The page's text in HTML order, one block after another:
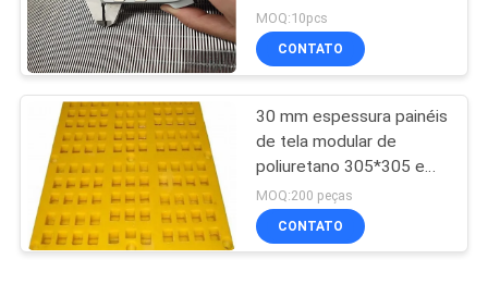
da curvatura
MOQ:10pcs
CONTATO
30 mm espessura painéis
de tela modular de
poliuretano 305*305 em
forma hexagonal
MOQ:200 peças
CONTATO